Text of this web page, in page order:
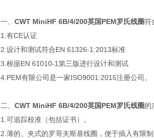
一、 CWT MiniHF 6B/4/200英国PEM罗氏线圈符
1.有CE认证
2.设计和测试符合EN 61326-1:2013标准
3.根据EN 61010-1第三版进行设计和测试
4.PEM有限公司是一家ISO9001:2015注册公司。
二、 CWT MiniHF 6B/4/200英国PEM罗氏线圈的
1.可追踪校准（包括证书）。
2.薄的、夹式的罗哥夫斯基线圈，便于插入有限